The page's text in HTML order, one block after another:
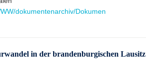
dokumentenarchiv/Dokumen
in der brandenburgischen Lausitz